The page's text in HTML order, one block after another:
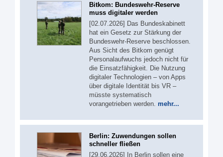
Bitkom: Bundeswehr-Reserve
muss digitaler werden
[02.07.2026] Das Bundeskabinett
hat ein Gesetz zur Stärkung der
Bundeswehr-Reserve beschlossen.
Aus Sicht des Bitkom genügt
Personalaufwuchs jedoch nicht für
die Einsatzfähigkeit. Die Nutzung
digitaler Technologien – von Apps
über digitale Identität bis VR –
müsste systematisch
vorangetrieben werden. mehr...
Berlin: Zuwendungen sollen
schneller fließen
[29.06.2026] In Berlin sollen eine